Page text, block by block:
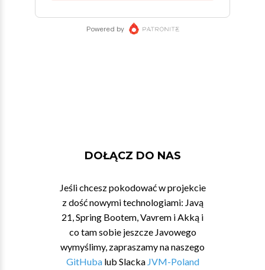
DOŁĄCZ DO NAS
Jeśli chcesz pokodować w projekcie
z dość nowymi technologiami: Javą
21, Spring Bootem, Vavrem i Akką i
co tam sobie jeszcze Javowego
wymyślimy, zapraszamy na naszego
GitHubalub Slacka JVM-Poland